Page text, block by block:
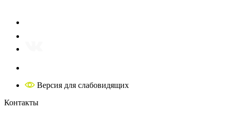
Версия для слабовидящих
Контакты